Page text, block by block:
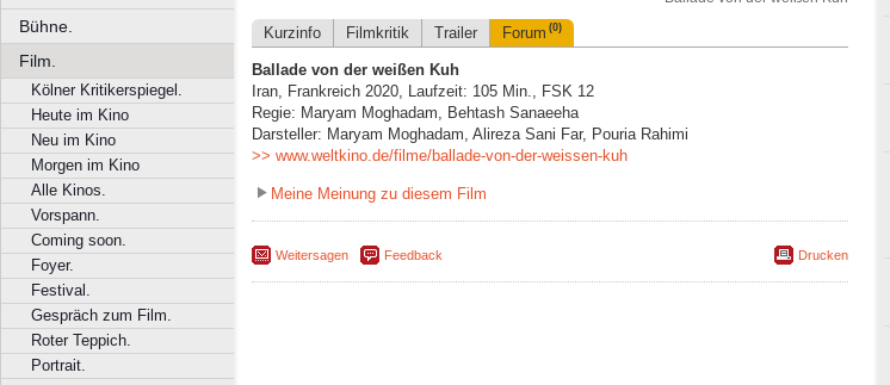
Bühne.
Film.
Kölner Kritikerspiegel.
Heute im Kino
Neu im Kino
Morgen im Kino
Alle Kinos.
Vorspann.
Coming soon.
Foyer.
Festival.
Gespräch zum Film.
Roter Teppich.
Portrait.
Kurzinfo Filmkritik Trailer Forum (0)
Ballade von der weißen Kuh
Iran, Frankreich 2020, Laufzeit: 105 Min., FSK 12
Regie: Maryam Moghadam, Behtash Sanaeeha
Darsteller: Maryam Moghadam, Alireza Sani Far, Pouria Rahimi
>> www.weltkino.de/filme/ballade-von-der-weissen-kuh
Meine Meinung zu diesem Film
Weitersagen Feedback Drucken